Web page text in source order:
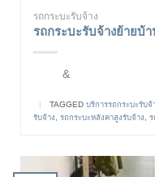
รถกระบะรับจ้าง
รถกระบะรับจ้างย้ายบ้
&
| TAGGED บริการรถกระบะรับจ้
รับจ้าง, รถกระบะหลังคาสูงรับจ้าง,